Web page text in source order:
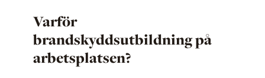
Varför
brandskyddsutbildning på
arbetsplatsen?